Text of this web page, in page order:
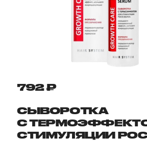
792 ₽
СЫВОРОТКА
С
СТИМУЛЯЦИИ